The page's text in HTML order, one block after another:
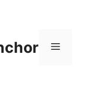
Menu